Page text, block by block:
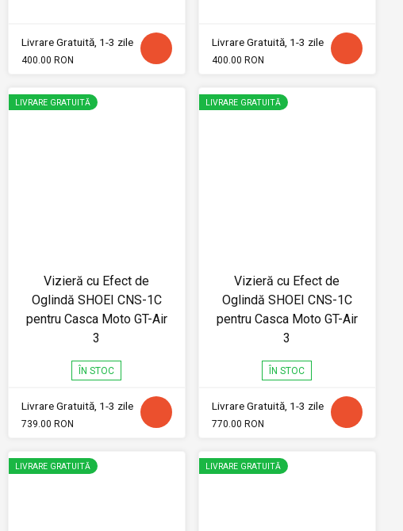
Livrare Gratuită, 1-3 zile
400.00 RON
Livrare Gratuită, 1-3 zile
400.00 RON
LIVRARE GRATUITĂ
Vizieră cu Efect de
Oglindă SHOEI CNS-1C
pentru Casca Moto GT-Air
3
ÎN STOC
Livrare Gratuită, 1-3 zile
739.00 RON
LIVRARE GRATUITĂ
Vizieră cu Efect de
Oglindă SHOEI CNS-1C
pentru Casca Moto GT-Air
3
ÎN STOC
Livrare Gratuită, 1-3 zile
770.00 RON
LIVRARE GRATUITĂ LIVRARE GRATUITĂ